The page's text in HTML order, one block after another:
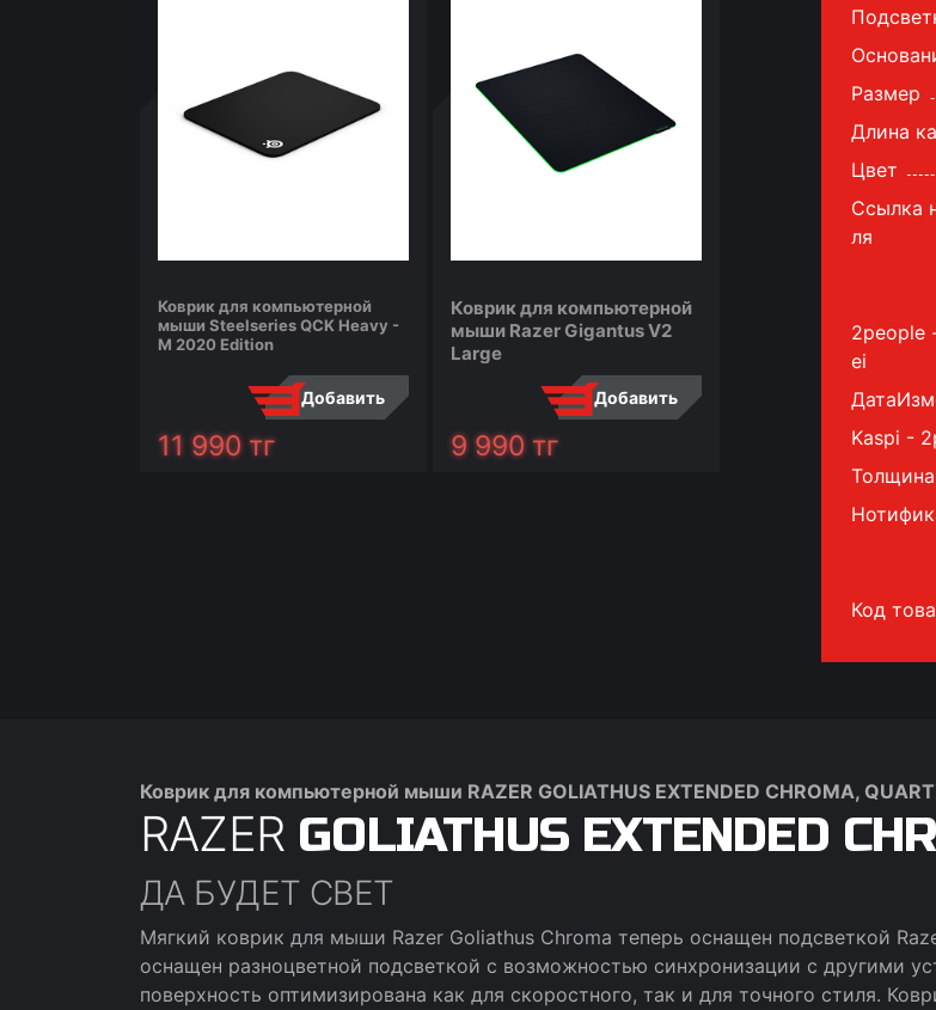
Коврик для компьютерной
мыши Steelseries QCK Heavy -
M 2020 Edition
Добавить
11 990тг
Коврик для компьютерной
мыши Razer Gigantus V2
Large
Добавить
9 990тг
мыши Razer
тг
Размер
Длина
Цвет
Ссылка
ля
2people
ei
Kaspi -
Толщина
Код
Коврик для компьютерной мыши RAZER GOLIATHUS EXTENDED CHROMA,
RAZER GOLIATHUS EXTENDED
ДА БУДЕТ СВЕТ
Мягкий коврик для мыши Razer Goliathus Chroma теперь оснащен подсветкой
оснащен разноцветной подсветкой с возможностью синхронизации с другими
поверхность оптимизирована как для скоростного, так и для точного стиля.